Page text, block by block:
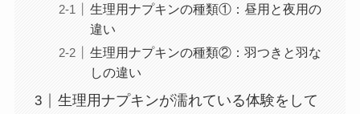
生理用ナプキンの種類①：昼用と夜用の
違い
生理用ナプキンの種類②：羽つきと羽な
しの違い
生理用ナプキンが濡れている体験をして